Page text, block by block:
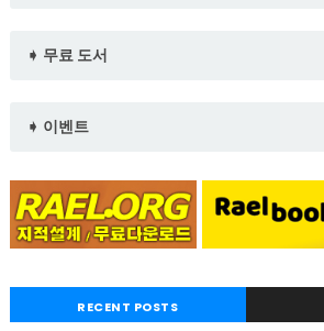
➧ 무료 도서
➧ 이벤트
RECENT POSTS